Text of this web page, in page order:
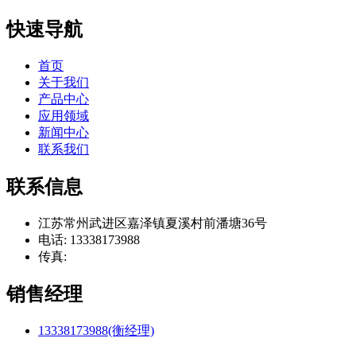
快速导航
首页
关于我们
产品中心
应用领域
新闻中心
联系我们
联系信息
江苏常州武进区嘉泽镇夏溪村前潘塘36号
电话: 13338173988
传真:
销售经理
13338173988(衡经理)